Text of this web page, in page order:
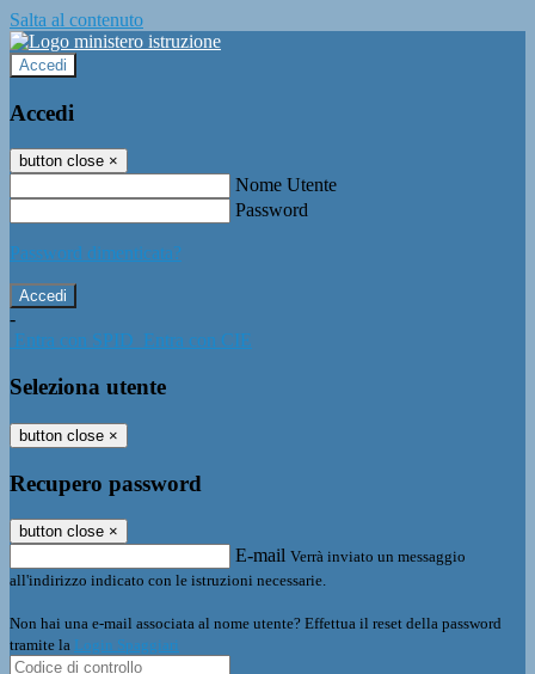
Salta al contenuto
Accedi
Accedi
button close ×
Nome Utente
Password
Password dimenticata?
-
Entra con SPID Entra con CIE
Seleziona utente
button close ×
Recupero password
button close ×
E-mail Verrà inviato un messaggio
all'indirizzo indicato con le istruzioni necessarie.
Non hai una e-mail associata al nome utente? Effettua il reset della password
tramite la Login Spaggiari